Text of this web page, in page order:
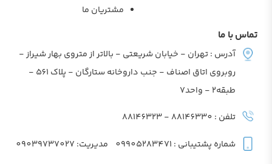
مشتریان ما
تماس با ما
آدرس : تهران - خیابان شریعتی - بالاتر از متروی بهار شیراز -
روبروی اتاق اصناف - جنب داروخانه ستارگان - پلاک 561 -
طبقه2 - واحد7
تلفن : 88146330 - 88146323
شماره پشتیبانی : 09905283471 مدیریت: 09039737027